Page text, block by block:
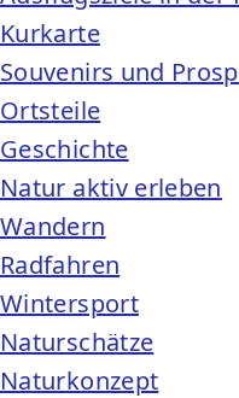
Kurkarte
Souvenirs und
Ortsteile
Geschichte
Natur aktiv erleben
Wandern
Radfahren
Wintersport
Naturschätze
Naturkonzept